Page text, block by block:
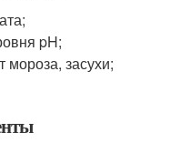
pH;
мороза, засухи;